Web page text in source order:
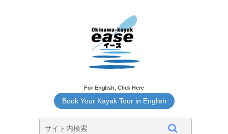
For English, Click Here
Book Your Kayak Tour in English